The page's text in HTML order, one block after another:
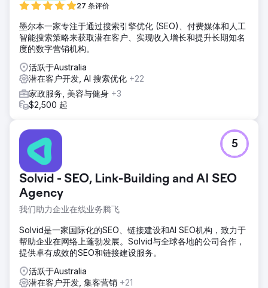
27 条评价
墨尔本一家专注于通过搜索引擎优化 (SEO)、付费媒体和人工
智能搜索策略来获取潜在客户、实现收入增长和提升长期知名
度的数字营销机构。
活跃于Australia
潜在客户开发, AI 搜索优化 +22
家政服务, 美容与健身 +3
$2,500 起
Solvid - SEO, Link-Building and AI SEO
Agency
我们助力企业在线业务腾飞
5
Solvid是一家国际化的SEO、链接建设和AI SEO机构，致力于
帮助企业在网络上蓬勃发展。Solvid与全球各地的公司合作，
提供卓有成效的SEO和链接建设服务。
活跃于Australia
潜在客户开发, 集客营销 +21